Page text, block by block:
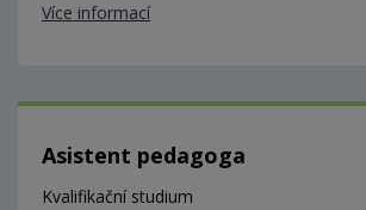
Více informací
Asistent pedagoga
Kvalifikační studium